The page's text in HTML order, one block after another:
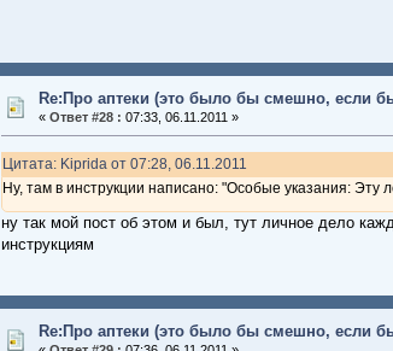
Re:Про аптеки (это было бы смешно, если
« Ответ #28 : 07:33, 06.11.2011 »
Цитата: Kiprida от 07:28, 06.11.2011
Ну, там в инструкции написано: "Особые указания:
ну так мой пост об этом и был, тут личное дело
инструкциям
Re:Про аптеки (это было бы смешно, если